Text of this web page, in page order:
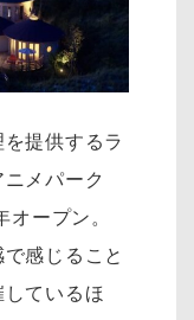
提供するラ
メパーク
オープン。
感じること
ているほ